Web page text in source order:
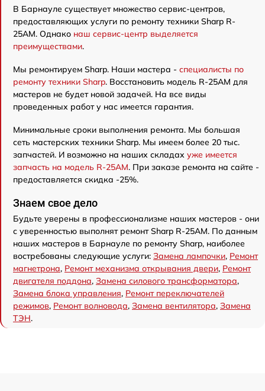
В Барнауле существует множество сервис-центров,
предоставляющих услуги по ремонту техники Sharp R-
25AM. Однако наш сервис-центр выделяется
преимуществами.
Мы ремонтируем Sharp. Наши мастера - специалисты по
ремонту техники Sharp. Восстановить модель R-25AM для
мастеров не будет новой задачей. На все виды
проведенных работ у нас имеется гарантия.
Минимальные сроки выполнения ремонта. Мы большая
сеть мастерских техники Sharp. Мы имеем более 20 тыс.
запчастей. И возможно на наших складах уже имеется
запчасть на модель R-25AM. При заказе ремонта на сайте -
предоставляется скидка -25%.
Знаем свое дело
Будьте уверены в профессионализме наших мастеров - они
с уверенностью выполнят ремонт Sharp R-25AM. По данным
наших мастеров в Барнауле по ремонту Sharp, наиболее
востребованы следующие услуги: Замена лампочки, Ремонт
магнетрона, Ремонт механизма открывания двери, Ремонт
двигателя поддона, Замена силового трансформатора,
Замена блока управления, Ремонт переключателей
режимов, Ремонт волновода, Замена вентилятора, Замена
ТЭН.